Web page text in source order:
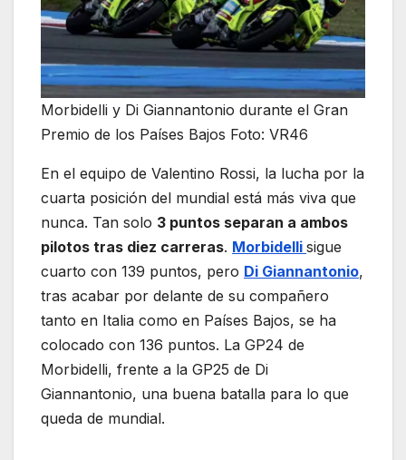
Morbidelli y Di Giannantonio durante el Gran
Premio de los Países Bajos Foto: VR46
En el equipo de Valentino Rossi, la lucha por la
cuarta posición del mundial está más viva que
nunca. Tan solo 3 puntos separan a ambos
pilotos tras diez carreras. Morbidelli sigue
cuarto con 139 puntos, pero Di Giannantonio,
tras acabar por delante de su compañero
tanto en Italia como en Países Bajos, se ha
colocado con 136 puntos. La GP24 de
Morbidelli, frente a la GP25 de Di
Giannantonio, una buena batalla para lo que
queda de mundial.